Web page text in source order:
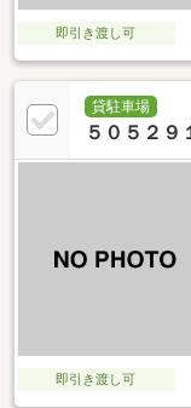
即引き渡し可
貸駐車場
５０５２
即引き渡し可